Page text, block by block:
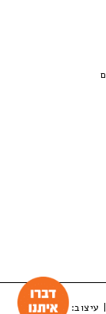
עיצוב:LuckyBox